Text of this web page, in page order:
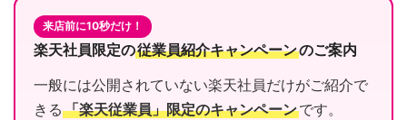
来店前に10秒だけ！
楽天社員限定の従業員紹介キャンペーンのご案内
一般には公開されていない楽天社員だけがご紹介で
きる 「楽天従業員」限定のキャンペーンです。